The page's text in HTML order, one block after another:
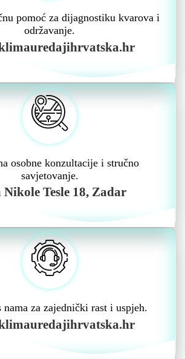
pomoć za dijagnostiku kvarova i
održavanje.
osobne konzultacije i stručno
savjetovanje.
Nikole Tesle 18, Zadar
nama za zajednički rast i uspjeh.